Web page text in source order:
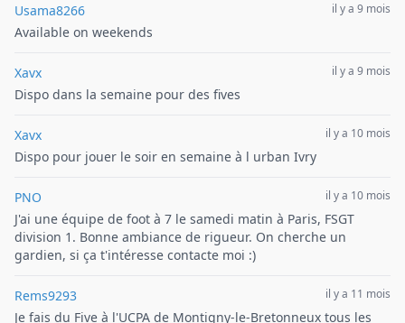
Usama8266 il y a 9 mois
Available on weekends
Xavx il y a 9 mois
Dispo dans la semaine pour des fives
Xavx il y a 10 mois
Dispo pour jouer le soir en semaine à l urban Ivry
PNO il y a 10 mois
J'ai une équipe de foot à 7 le samedi matin à Paris, FSGT
division 1. Bonne ambiance de rigueur. On cherche un
gardien, si ça t'intéresse contacte moi :)
Rems9293 il y a 11 mois
Je fais du Five à l'UCPA de Montigny-le-Bretonneux tous les